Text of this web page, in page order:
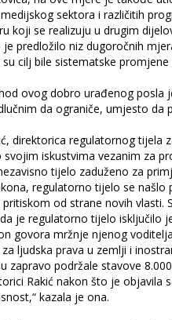
sektora i različitih
koji se realizuju u drugim
predložilo niz dugoročnih
su cilj bile sistematske
ovog dobro urađenog posla
da ograniče, umjesto da
direktorica regulatornog tijela
svojim iskustvima vezanim za
tijelo zaduženo za
regulatorno tijelo se našlo
od strane novih vlasti.
je regulatorno tijelo isključilo
govora mržnje njenog
ljudska prava u zemlji i
zapravo podržale stavove
Rakić nakon što je objavila
kazala je ona.